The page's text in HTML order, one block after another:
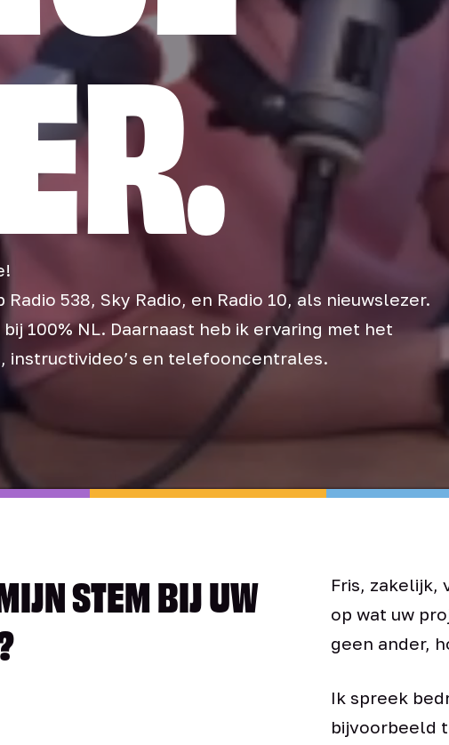
538, Sky Radio, en Radio 10, als nieuwslezer.
100% NL. Daarnaast heb ik ervaring met het
instructivideo’s en telefooncentrales.
STEM BIJ UW
Fris, zakelijk,
op wat uw
geen ander,
Ik spreek
bijvoorbeeld